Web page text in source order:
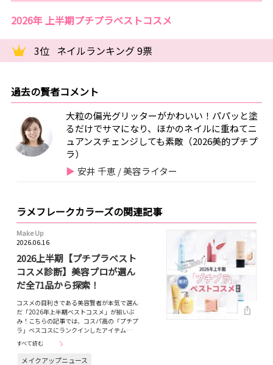
2026年 上半期プチプラベストコスメ
3位 ネイルランキング 9票
過去の賢者コメント
大粒の偏光グリッターがかわいい！パパッと塗
るだけでサマになり、ほかのネイルに重ねてニ
ュアンスチェンジしても素敵（2026美的プチプ
ラ）
安井 千恵 / 美容ライター
ラメフレークカラーズの関連記事
Make Up
2026.06.16
2026上半期【プチプラベスト
コスメ診断】美容プロが選ん
だ全71品から探索！
コスメの目利きである美容賢者が本気で選ん
だ「2026年上半期ベストコスメ」が揃いぶ
み！こちらの記事では、コスパ高の「プチプ
ラ」ベスコスにランクインしたアイテム…
すべて読む
メイクアップニュース